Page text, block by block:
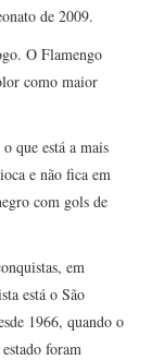
de 2009.
O Flamengo
como maior
que está a mais
e não fica em
com gols de
em
está o São
1966, quando o
foram